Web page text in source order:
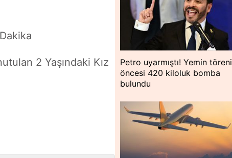
2 Yaşındaki Kız
Petro uyarmıştı! Yemin töreni
öncesi 420 kiloluk bomba
bulundu